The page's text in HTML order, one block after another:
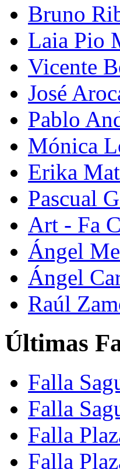
Bruno
Laia Pio
Vicente
José
Pablo
Mónica
Erika
Pascual
Art - Fa
Ángel
Ángel
Raúl
Últimas
Falla
Falla
Falla
Falla